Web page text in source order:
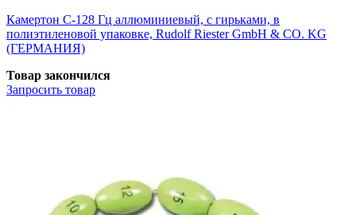
Камертон С-128 Гц аллюминиевый, с гирьками, в
полиэтиленовой упаковке, Rudolf Riester GmbH & CO. KG
(ГЕРМАНИЯ)
Товар закончился
Запросить товар